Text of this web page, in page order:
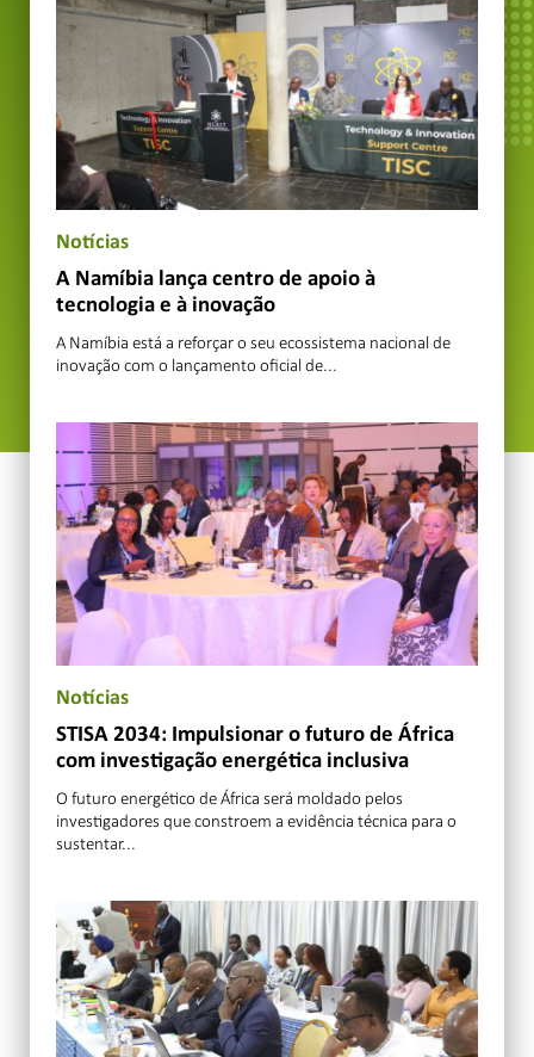
Notícias
A Namíbia lança centro de apoio à
tecnologia e à inovação
A Namíbia está a reforçar o seu ecossistema nacional de
inovação com o lançamento oficial de...
Notícias
STISA 2034: Impulsionar o futuro de África
com investigação energética inclusiva
O futuro energético de África será moldado pelos
investigadores que constroem a evidência técnica para o
sustentar...